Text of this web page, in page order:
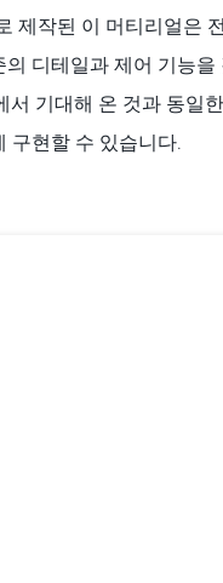
제작된 이 머티리얼은
디테일과 제어 기능
기대해 온 것과 동일
구현할 수 있습니다.